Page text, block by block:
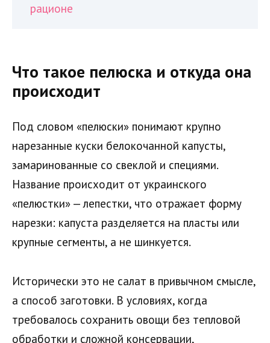
рационе
Что такое пелюска и откуда она
происходит
Под словом «пелюски» понимают крупно
нарезанные куски белокочанной капусты,
замаринованные со свеклой и специями.
Название происходит от украинского
«пелюстки» — лепестки, что отражает форму
нарезки: капуста разделяется на пласты или
крупные сегменты, а не шинкуется.
Исторически это не салат в привычном смысле,
а способ заготовки. В условиях, когда
требовалось сохранить овощи без тепловой
обработки и сложной консервации,